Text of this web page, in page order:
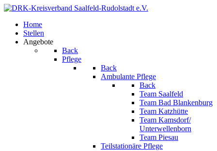
Home
Stellen
Angebote
Back
Pflege
Back
Ambulante Pflege
Back
Team Saalfeld
Team Bad Blankenburg
Team Katzhütte
Team Kamsdorf/
Unterwellenborn
Team Piesau
Teilstationäre Pflege